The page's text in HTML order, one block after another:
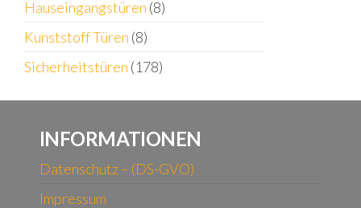
Hauseingangstüren (8)
Kunststoff Türen (8)
Sicherheitstüren (178)
INFORMATIONEN
Datenschutz – (DS-GVO)
Impressum